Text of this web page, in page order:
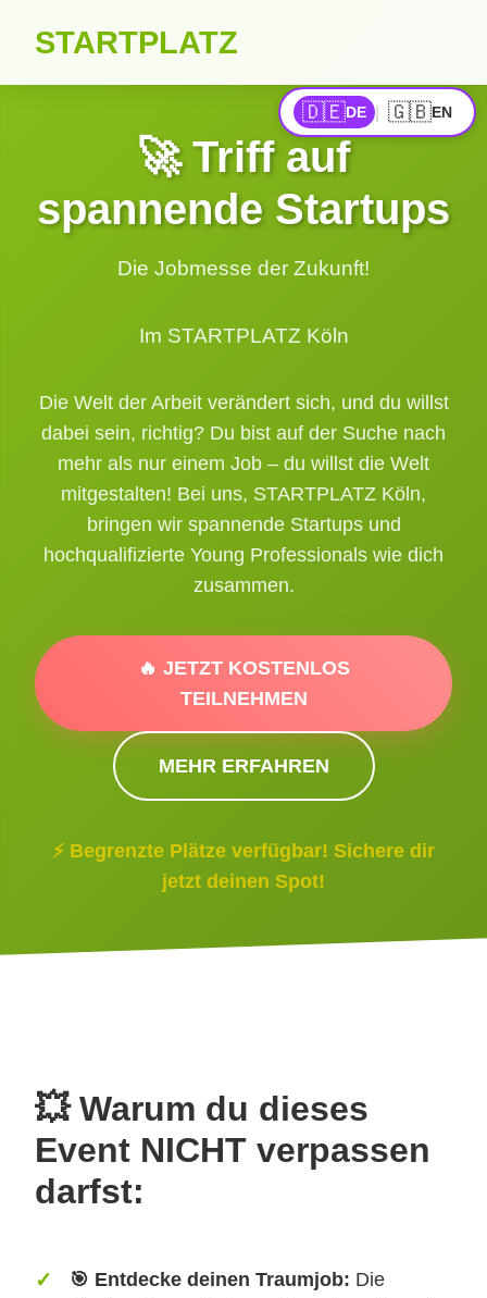
STARTPLATZ
🚀 Triff auf
spannende Startups
Die Jobmesse der Zukunft!
Im STARTPLATZ Köln
Die Welt der Arbeit verändert sich, und du willst
dabei sein, richtig? Du bist auf der Suche nach
mehr als nur einem Job – du willst die Welt
mitgestalten! Bei uns, STARTPLATZ Köln,
bringen wir spannende Startups und
hochqualifizierte Young Professionals wie dich
zusammen.
🔥 JETZT KOSTENLOS
TEILNEHMEN
MEHR ERFAHREN
⚡ Begrenzte Plätze verfügbar! Sichere dir
jetzt deinen Spot!
💥 Warum du dieses
Event NICHT verpassen
darfst:
🎯 Entdecke deinen Traumjob: Die
🇩🇪DE 🇬🇧EN